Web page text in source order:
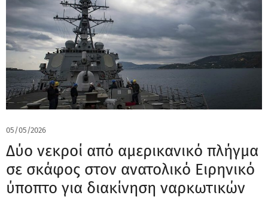
05/05/2026
Δύο νεκροί από αμερικανικό πλήγμα
σε σκάφος στον ανατολικό Ειρηνικό
ύποπτο για διακίνηση ναρκωτικών